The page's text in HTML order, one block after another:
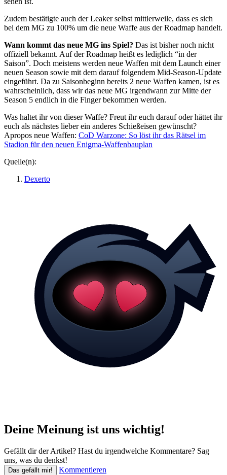
Zudem bestätigte auch der Leaker selbst mittlerweile, dass es sich
bei dem MG zu 100% um die neue Waffe aus der Roadmap handelt.
Wann kommt das neue MG ins Spiel? Das ist bisher noch nicht
offiziell bekannt. Auf der Roadmap heißt es lediglich “in der
Saison”. Doch meistens werden neue Waffen mit dem Launch einer
neuen Season sowie mit dem darauf folgendem Mid-Season-Update
eingeführt. Da zu Saisonbeginn bereits 2 neue Waffen kamen, ist es
wahrscheinlich, dass wir das neue MG irgendwann zur Mitte der
Season 5 endlich in die Finger bekommen werden.
Was haltet ihr von dieser Waffe? Freut ihr euch darauf oder hättet ihr
euch als nächstes lieber ein anderes Schießeisen gewünscht?
Apropos neue Waffen: CoD Warzone: So löst ihr das Rätsel im
Stadion für den neuen Enigma-Waffenbauplan
Quelle(n):
Dexerto
Deine Meinung ist uns wichtig!
Gefällt dir der Artikel? Hast du irgendwelche Kommentare? Sag
uns, was du denkst!
Das gefällt mir! Kommentieren